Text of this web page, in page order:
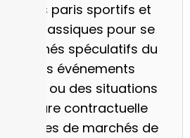
des paris sportifs et
classiques pour se
marchés spéculatifs du
des événements
ou des situations
structure contractuelle
de marchés de